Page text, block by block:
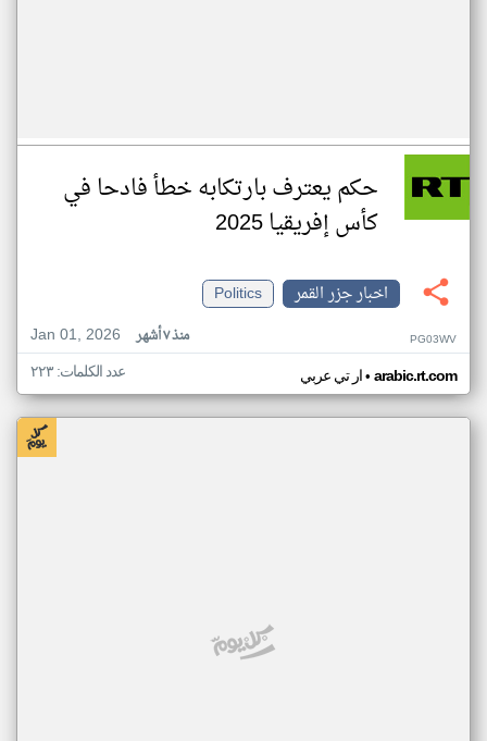
حكم يعترف بارتكابه خطأ فادحا في
كأس إفريقيا 2025
اخبار جزر القمر
Politics
Jan 01, 2026
منذ ٧ أشهر PG03WV
ار تي عربي• arabic.rt.com عدد الكلمات: ٢٢٣